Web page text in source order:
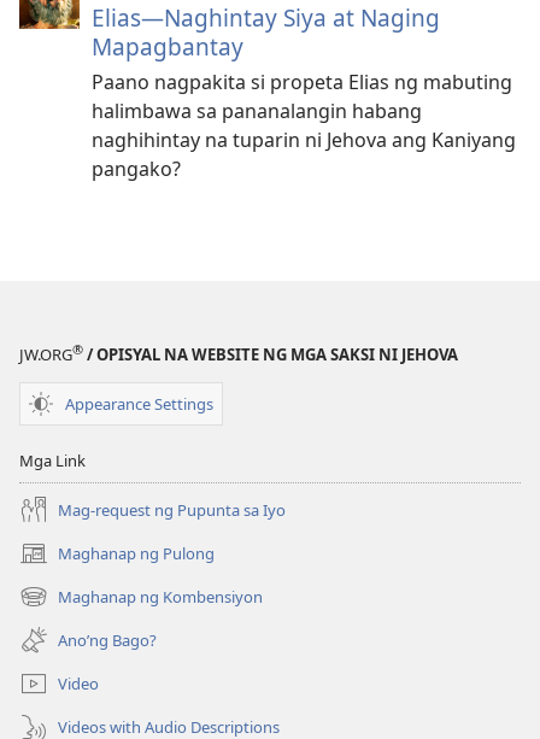
Elias—Naghintay Siya at Naging
Mapagbantay
Paano nagpakita si propeta Elias ng mabuting
halimbawa sa pananalangin habang
naghihintay na tuparin ni Jehova ang Kaniyang
pangako?
JW.ORG® / OPISYAL NA WEBSITE NG MGA SAKSI NI JEHOVA
Appearance Settings
Mga Link
Mag-request ng Pupunta sa Iyo
Maghanap ng Pulong
(may
bubukas
na
bagong
window)
Maghanap ng Kombensiyon
(may
bubukas
na
bagong
window)
Ano’ng Bago?
Video
Videos with Audio Descriptions